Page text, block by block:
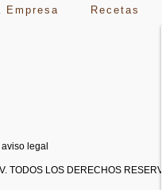
Empresa Recetas
aviso legal
TODOS LOS DERECHOS